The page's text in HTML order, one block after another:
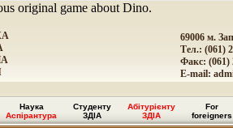
original game about Dino.
69006 м.
Тел.: (061)
Факс: (061)
E-mail:
Наука
Аспірантура
Студенту
ЗДІА
Абітурієнту
ЗДІА
For
foreigners